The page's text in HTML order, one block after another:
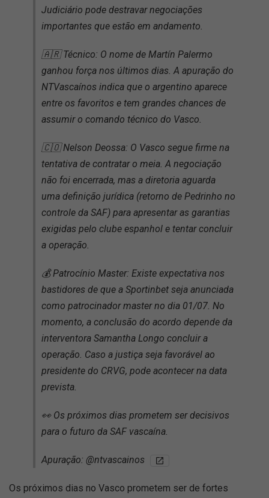
Judiciário pode destravar negociações
importantes que estão em andamento.
🇦🇷 Técnico: O nome de Martín Palermo
ganhou força nos últimos dias. A apuração do
NTVascaínos indica que o argentino aparece
entre os favoritos e tem grandes chances de
assumir o comando técnico do Vasco.
🇨🇴 Nelson Deossa: O Vasco segue firme na
tentativa de contratar o meia. A negociação
não foi encerrada, mas a diretoria aguarda
uma definição jurídica (retorno de Pedrinho no
controle da SAF) para apresentar as garantias
exigidas pelo clube espanhol e tentar concluir
a operação.
💰 Patrocínio Master: Existe expectativa nos
bastidores de que a Sportinbet seja anunciada
como patrocinador master no dia 01/07. No
momento, a conclusão do acordo depende da
interventora Samantha Longo concluir a
operação. Caso a justiça seja favorável ao
presidente do CRVG, pode acontecer na data
prevista.
👀 Os próximos dias prometem ser decisivos
para o futuro da SAF vascaína.
Apuração: @ntvascainos
Os próximos dias no Vasco prometem ser de fortes